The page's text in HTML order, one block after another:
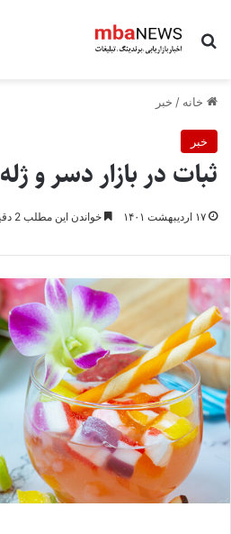
جستجو برای
خانه / خبر
خبر
ثبات در بازار دسر و ژله
۱۷ اردیبهشت ۱۴۰۱ خواندن این مطلب 2 دقیقه زمان میبرد